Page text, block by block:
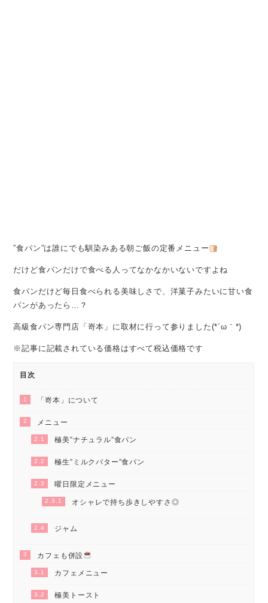
”食パン”は誰にでも馴染みある朝ご飯の定番メニュー
だけど食パンだけで食べる人ってなかなかいないですよね
食パンだけど毎日食べられる美味しさで、洋菓子みたいに甘い食
パンがあったら…？
高級食パン専門店「嵜本」に取材に行って参りました(*´ω｀*)
※記事に記載されている価格はすべて税込価格です
目次
1 「嵜本」について
2 メニュー
2.1 極美”ナチュラル”食パン
2.2 極生”ミルクバター”食パン
2.3 曜日限定メニュー
2.3.1 オシャレで持ち歩きしやすさ◎
2.4 ジャム
3 カフェも併設
3.1 カフェメニュー
3.2 極美トースト